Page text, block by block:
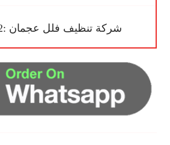
شركة تنظيف فلل عجمان :0545704502